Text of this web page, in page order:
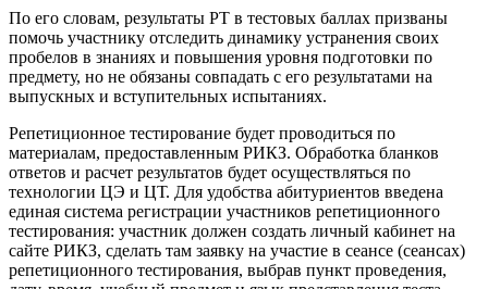
По его словам, результаты РТ в тестовых баллах призваны
помочь участнику отследить динамику устранения своих
пробелов в знаниях и повышения уровня подготовки по
предмету, но не обязаны совпадать с его результатами на
выпускных и вступительных испытаниях.
Репетиционное тестирование будет проводиться по
материалам, предоставленным РИКЗ. Обработка бланков
ответов и расчет результатов будет осуществляться по
технологии ЦЭ и ЦТ. Для удобства абитуриентов введена
единая система регистрации участников репетиционного
тестирования: участник должен создать личный кабинет на
сайте РИКЗ, сделать там заявку на участие в сеансе (сеансах)
репетиционного тестирования, выбрав пункт проведения,